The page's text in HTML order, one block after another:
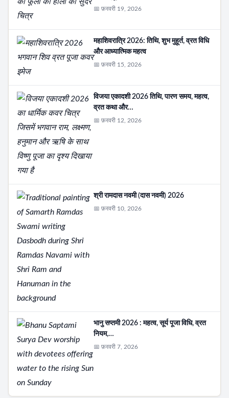
📅 फ़रवरी 19, 2026
महाशिवरात्रि 2026: तिथि, शुभ मुहूर्त, व्रत विधि
और आध्यात्मिक महत्व
📅 फ़रवरी 15, 2026
विजया एकादशी 2026 तिथि, पारण समय, महत्व,
व्रत कथा और…
📅 फ़रवरी 12, 2026
श्री रामदास नवमी (दास नवमी) 2026
📅 फ़रवरी 10, 2026
भानु सप्तमी 2026 : महत्व, सूर्य पूजा विधि, व्रत
नियम,…
📅 फ़रवरी 7, 2026